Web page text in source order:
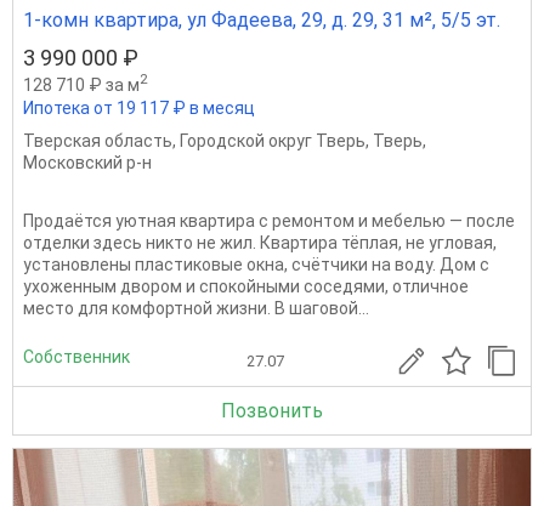
1-комн квартира, ул Фадеева, 29, д. 29, 31 м², 5/5 эт.
3 990 000 ₽
128 710 ₽ за м2
Ипотека от 19 117 ₽ в месяц
Тверская область, Городской округ Тверь, Тверь,
Московский р-н
Продаётся уютная квартира с ремонтом и мебелью — после
отделки здесь никто не жил. Квартира тёплая, не угловая,
установлены пластиковые окна, счётчики на воду. Дом с
ухоженным двором и спокойными соседями, отличное
место для комфортной жизни. В шаговой...
Собственник 27.07
Позвонить